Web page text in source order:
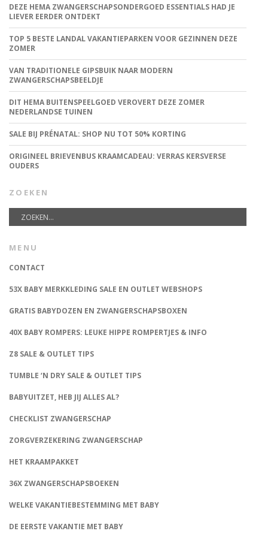
DEZE HEMA ZWANGERSCHAPSONDERGOED ESSENTIALS HAD JE
LIEVER EERDER ONTDEKT
TOP 5 BESTE LANDAL VAKANTIEPARKEN VOOR GEZINNEN DEZE
ZOMER
VAN TRADITIONELE GIPSBUIK NAAR MODERN
ZWANGERSCHAPSBEELDJE
DIT HEMA BUITENSPEELGOED VEROVERT DEZE ZOMER
NEDERLANDSE TUINEN
SALE BIJ PRÉNATAL: SHOP NU TOT 50% KORTING
ORIGINEEL BRIEVENBUS KRAAMCADEAU: VERRAS KERSVERSE
OUDERS
ZOEKEN
MENU
CONTACT
53X BABY MERKKLEDING SALE EN OUTLET WEBSHOPS
GRATIS BABYDOZEN EN ZWANGERSCHAPSBOXEN
40X BABY ROMPERS: LEUKE HIPPE ROMPERTJES & INFO
Z8 SALE & OUTLET TIPS
TUMBLE ‘N DRY SALE & OUTLET TIPS
BABYUITZET, HEB JIJ ALLES AL?
CHECKLIST ZWANGERSCHAP
ZORGVERZEKERING ZWANGERSCHAP
HET KRAAMPAKKET
36X ZWANGERSCHAPSBOEKEN
WELKE VAKANTIEBESTEMMING MET BABY
DE EERSTE VAKANTIE MET BABY